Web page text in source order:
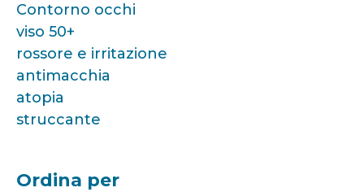
Contorno occhi
viso 50+
rossore e irritazione
antimacchia
atopia
struccante
Ordina per